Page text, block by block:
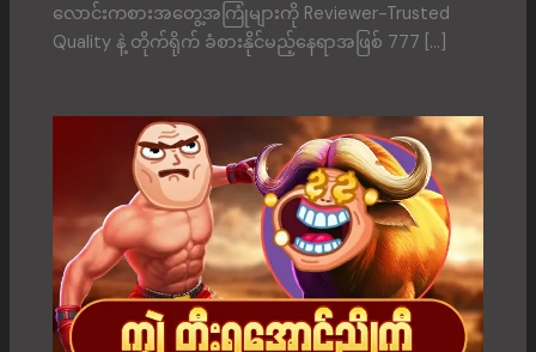
လောင်းကစားအတွေ့အကြုံများကို Reviewer-Trusted
Quality နဲ့ တိုက်ရိုက် ခံစားနိုင်မည့်နေရာအဖြစ် 777 […]